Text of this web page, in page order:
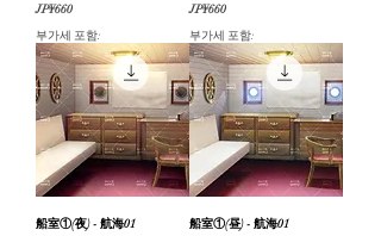
가격
JP¥660
부가세 포함:
가격
JP¥660
부가세 포함:
船室①(夜) - 航海01
船室①(昼) - 航海01